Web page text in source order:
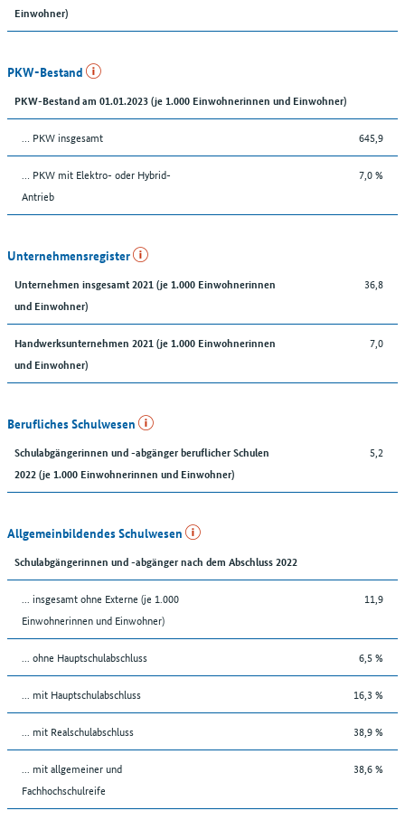
Einwohner)
PKW-Bestand
PKW-Bestand am 01.01.2023 (je 1.000 Einwohnerinnen und Einwohner)
… PKW insgesamt 645,9
… PKW mit Elektro- oder Hybrid-
Antrieb
7,0 %
Unternehmensregister
Unternehmen insgesamt 2021 (je 1.000 Einwohnerinnen
und Einwohner)
36,8
Handwerksunternehmen 2021 (je 1.000 Einwohnerinnen
und Einwohner)
7,0
Berufliches Schulwesen
Schulabgängerinnen und -abgänger beruflicher Schulen
2022 (je 1.000 Einwohnerinnen und Einwohner)
5,2
Allgemeinbildendes Schulwesen
Schulabgängerinnen und -abgänger nach dem Abschluss 2022
... insgesamt ohne Externe (je 1.000
Einwohnerinnen und Einwohner)
11,9
... ohne Hauptschulabschluss 6,5 %
... mit Hauptschulabschluss 16,3 %
... mit Realschulabschluss 38,9 %
... mit allgemeiner und
Fachhochschulreife
38,6 %